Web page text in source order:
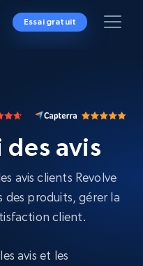
Essai gratuit
des avis
avis clients Revolve
des produits, gérer la
client.
avis et les